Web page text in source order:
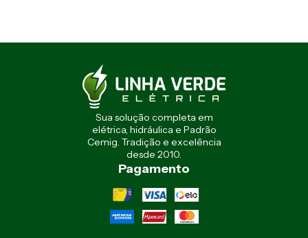
Sua solução completa em
elétrica, hidráulica e Padrão
Cemig. Tradição e excelência
desde 2010.
Pagamento